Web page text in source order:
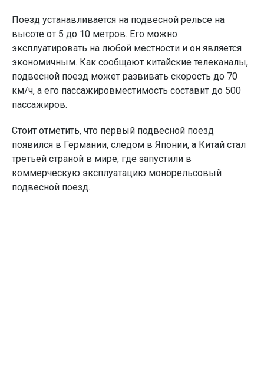
Поезд устанавливается на подвесной рельсе на
высоте от 5 до 10 метров. Его можно
эксплуатировать на любой местности и он является
экономичным. Как сообщают китайские телеканалы,
подвесной поезд может развивать скорость до 70
км/ч, а его пассажировместимость составит до 500
пассажиров.
Стоит отметить, что первый подвесной поезд
появился в Германии, следом в Японии, а Китай стал
третьей страной в мире, где запустили в
коммерческую эксплуатацию монорельсовый
подвесной поезд.